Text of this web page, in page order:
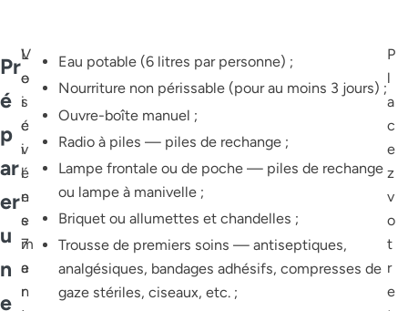
Pr
é
p
ar
er
u
n
e
L
e
s
é
v
é
n
e
m
e
n
V
o
i
c
i
l
e
s
7
a
r
Eau potable (6 litres par personne) ;
Nourriture non périssable (pour au moins 3 jours) ;
Ouvre-boîte manuel ;
Radio à piles — piles de rechange ;
Lampe frontale ou de poche — piles de rechange
ou lampe à manivelle ;
Briquet ou allumettes et chandelles ;
Trousse de premiers soins — antiseptiques,
analgésiques, bandages adhésifs, compresses de
gaze stériles, ciseaux, etc. ;
P
l
a
c
e
z
v
o
t
r
e